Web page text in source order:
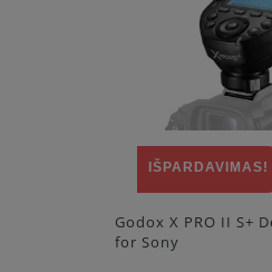
UŽSISAKYTI
Trigger for Canon